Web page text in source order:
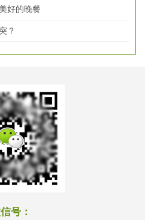
好的晚餐
？
号：